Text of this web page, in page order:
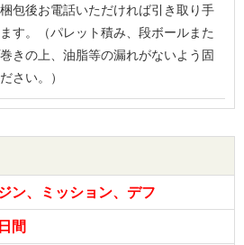
包後お電話いただければ引き取り手
す。（パレット積み、段ボールまた
きの上、油脂等の漏れがないよう固
さい。）
ン、ミッション、デフ
間